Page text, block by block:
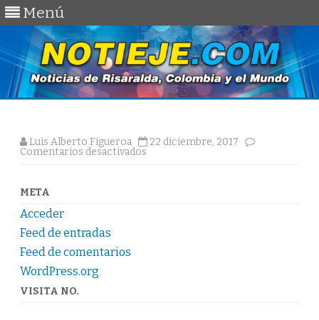
Menú
Luis Alberto Figueroa
22 diciembre, 2017
Comentarios desactivados
META
Acceder
Feed de entradas
Feed de comentarios
WordPress.org
VISITA NO.